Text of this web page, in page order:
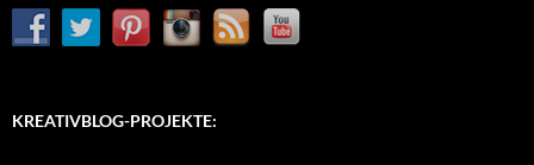
KREATIVBLOG-PROJEKTE: